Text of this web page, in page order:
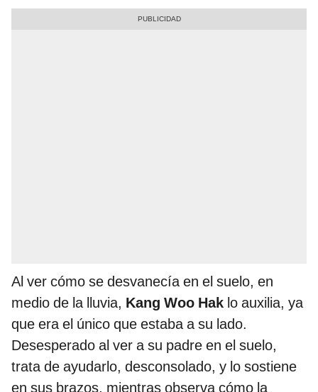
Al ver cómo se desvanecía en el suelo, en
medio de la lluvia, Kang Woo Hak lo auxilia, ya
que era el único que estaba a su lado.
Desesperado al ver a su padre en el suelo,
trata de ayudarlo, desconsolado, y lo sostiene
en sus brazos, mientras observa cómo la